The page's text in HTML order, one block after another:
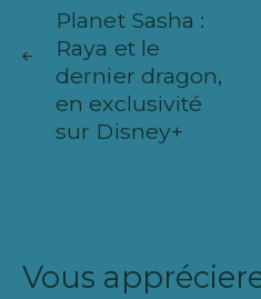
de
l’article
SUIVANT
Planet Sasha :
Raya et le
dernier dragon,
en exclusivité
sur Disney+
Vous